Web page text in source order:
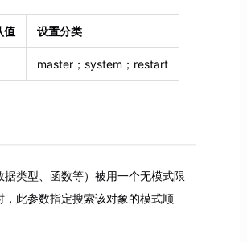
值 设置分类
master；system；restart
据类型、函数等）被用一个无模式限
，此参数指定搜索该对象的模式顺